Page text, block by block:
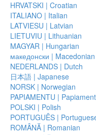
HRVATSKI | Croatian
ITALIANO | Italian
LATVIESU | Latvian
LIETUVIU | Lithuanian
MAGYAR | Hungarian
македонски | Macedonian
NEDERLANDS | Dutch
日本語 | Japanese
NORSK | Norwegian
PAPIAMENTU |
POLSKI | Polish
PORTUGUÊS |
ROMÂNĂ | Romanian
Amare ciò che è
Tigro-Tigrotto, è tutto vero?
Linea di Aiuto
Chiama e fai Il Lavoro con
Scarica
Il Libretto, un estratto da
Istruzioni per fare Il Lavoro